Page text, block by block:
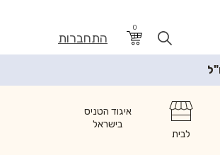
0
התחברות
לבית
איגוד הטניס
בישראל